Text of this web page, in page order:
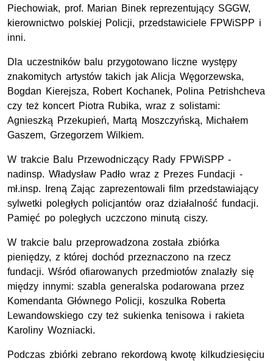
Piechowiak, prof. Marian Binek reprezentujący SGGW,
kierownictwo polskiej Policji, przedstawiciele FPWiSPP i
inni.
Dla uczestników balu przygotowano liczne występy
znakomitych artystów takich jak Alicja Węgorzewska,
Bogdan Kierejsza, Robert Kochanek, Polina Petrishcheva
czy też koncert Piotra Rubika, wraz z solistami:
Agnieszką Przekupień, Martą Moszczyńską, Michałem
Gaszem, Grzegorzem Wilkiem.
W trakcie Balu Przewodniczący Rady FPWiSPP -
nadinsp. Władysław Padło wraz z Prezes Fundacji -
mł.insp. Ireną Zając zaprezentowali film przedstawiający
sylwetki poległych policjantów oraz działalność fundacji.
Pamięć po poległych uczczono minutą ciszy.
W trakcie balu przeprowadzona została zbiórka
pieniędzy, z której dochód przeznaczono na rzecz
fundacji. Wśród ofiarowanych przedmiotów znalazły się
między innymi: szabla generalska podarowana przez
Komendanta Głównego Policji, koszulka Roberta
Lewandowskiego czy też sukienka tenisowa i rakieta
Karoliny Wozniacki.
Podczas zbiórki zebrano rekordową kwotę kilkudziesięciu